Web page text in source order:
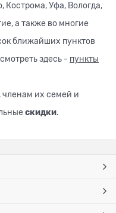
Кострома, Уфа, Вологда,
а также во многие
ближайших пунктов
здесь - пункты
их семей и
скидки.